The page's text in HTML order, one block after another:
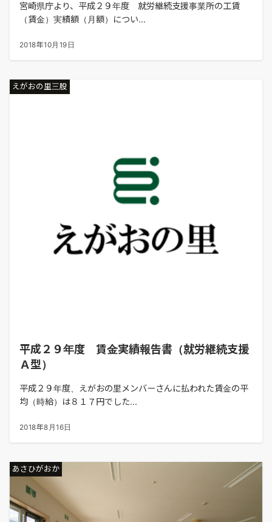
宮崎県庁より、平成２９年度 就労継続支援事業所の工賃
（賃金）実績額（月額）につい...
2018年10月19日
えがおの里三股
平成２９年度 賃金実績報告書（就労継続支援
Ａ型）
平成２９年度、えがおの里メンバーさんに払われた賃金の平
均（時給）は８１７円でした...
2018年8月16日
あさひがおか